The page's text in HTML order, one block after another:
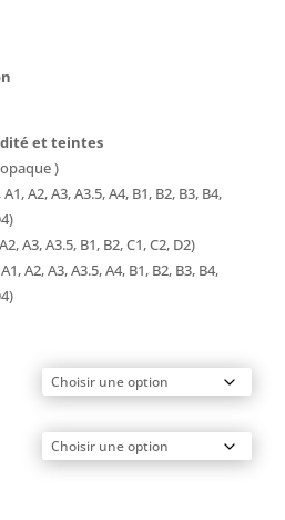
et teintes
)
A2, A3, A3.5, A4, B1, B2, B3, B4,
A3, A3.5, B1, B2, C1, C2, D2)
A2, A3, A3.5, A4, B1, B2, B3, B4,